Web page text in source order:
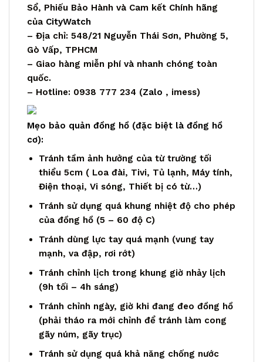
Sổ, Phiếu Bảo Hành và Cam kết Chính hãng
của CityWatch
– Địa chỉ: 548/21 Nguyễn Thái Sơn, Phường 5,
Gò Vấp, TPHCM
– Giao hàng miễn phí và nhanh chóng toàn
quốc.
– Hotline: 0938 777 234 (Zalo , imess)
Mẹo bảo quản đồng hồ (đặc biệt là đồng hồ
cơ):
Tránh tầm ảnh hưởng của từ trường tối
thiểu 5cm ( Loa đài, Tivi, Tủ lạnh, Máy tính,
Điện thoại, Vi sóng, Thiết bị có từ…)
Tránh sử dụng quá khung nhiệt độ cho phép
của đồng hồ (5 – 60 độ C)
Tránh dùng lực tay quá mạnh (vung tay
mạnh, va đập, rơi rớt)
Tránh chỉnh lịch trong khung giờ nhảy lịch
(9h tối – 4h sáng)
Tránh chỉnh ngày, giờ khi đang đeo đồng hồ
(phải tháo ra mới chỉnh để tránh làm cong
gãy núm, gãy trục)
Tránh sử dụng quá khả năng chống nước